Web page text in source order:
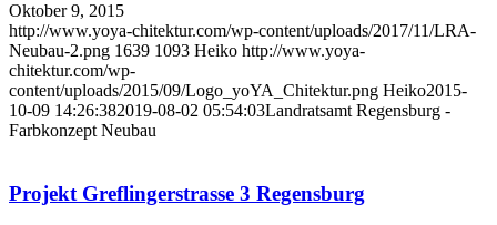
Oktober 9, 2015
http://www.yoya-chitektur.com/wp-content/uploads/2017/11/LRA-
Neubau-2.png 1639 1093 Heiko http://www.yoya-
chitektur.com/wp-
content/uploads/2015/09/Logo_yoYA_Chitektur.png Heiko2015-
10-09 14:26:382019-08-02 05:54:03Landratsamt Regensburg -
Farbkonzept Neubau
Projekt Greflingerstrasse 3 Regensburg